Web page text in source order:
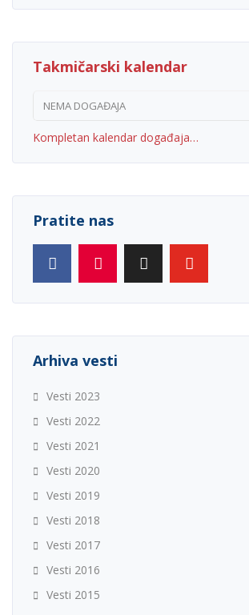
Takmičarski kalendar
NEMA DOGAĐAJA
Kompletan kalendar događaja…
Pratite nas
Arhiva vesti
Vesti 2023
Vesti 2022
Vesti 2021
Vesti 2020
Vesti 2019
Vesti 2018
Vesti 2017
Vesti 2016
Vesti 2015